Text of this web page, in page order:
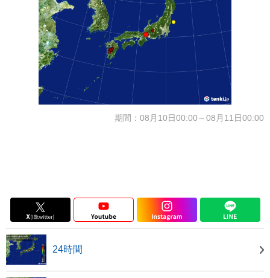
期間：08月10日00:00～08月11日00:00
24時間